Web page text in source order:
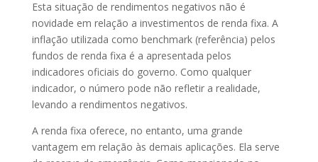
Esta situação de rendimentos negativos não é
novidade em relação a investimentos de renda fixa. A
inflação utilizada como benchmark (referência) pelos
fundos de renda fixa é a apresentada pelos
indicadores oficiais do governo. Como qualquer
indicador, o número pode não refletir a realidade,
levando a rendimentos negativos.
A renda fixa oferece, no entanto, uma grande
vantagem em relação às demais aplicações. Ela serve